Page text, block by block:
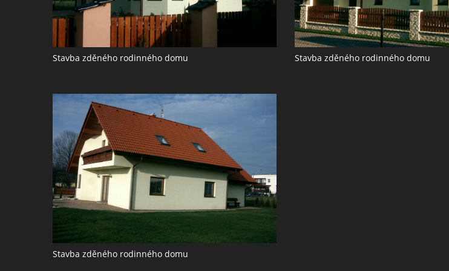
Stavba zděného rodinného domu Stavba zděného rodinného domu
Stavba zděného rodinného domu